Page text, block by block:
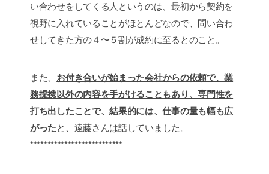
い合わせをしてくる人というのは、最初から契約を
視野に入れていることがほとんどなので、問い合わ
せしてきた方の４〜５割が成約に至るとのこと。
また、 お付き合いが始まった会社からの依頼で、業
務提携以外の内容を手がけることもあり、専門性を
打ち出したことで、結果的には、仕事の量も幅も広
がったと、遠藤さんは話していました。
***************************